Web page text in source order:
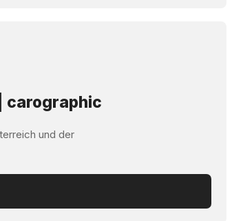
carographic
und der